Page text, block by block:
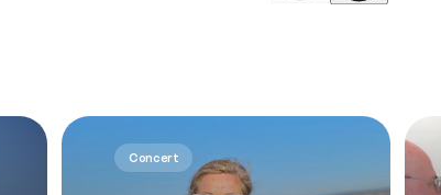
Concert